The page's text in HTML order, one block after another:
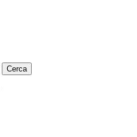
Cerca